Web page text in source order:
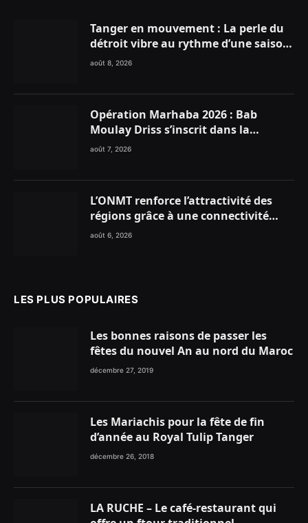
Tanger en mouvement : La perle du
détroit vibre au rythme d’une saison
estivale record !
août 8, 2026
Opération Marhaba 2026 : Bab
Moulay Driss s’inscrit dans la
dynamique nationale en faveur des
août 7, 2026
L’ONMT renforce l’attractivité des
régions grâce à une connectivité
aérienne historique de Ryanair
août 6, 2026
LES PLUS POPULAIRES
Les bonnes raisons de passer les
fêtes du nouvel An au nord du Maroc
décembre 27, 2019
Les Mariachis pour la fête de fin
d’année au Royal Tulip Tanger
décembre 26, 2018
LA RUCHE – Le café-restaurant qui